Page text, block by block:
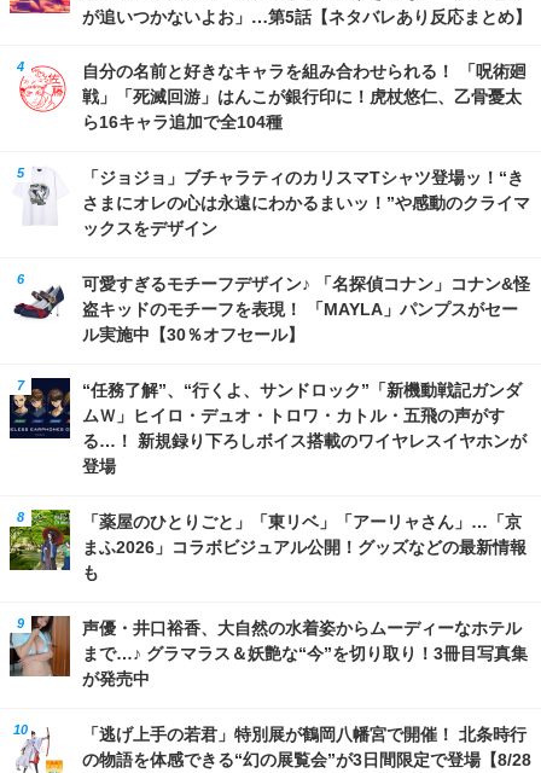
が追いつかないよお」…第5話【ネタバレあり反応まとめ】
自分の名前と好きなキャラを組み合わせられる！ 「呪術廻
戦」「死滅回游」はんこが銀行印に！虎杖悠仁、乙骨憂太
ら16キャラ追加で全104種
「ジョジョ」ブチャラティのカリスマTシャツ登場ッ！“き
さまにオレの心は永遠にわかるまいッ！”や感動のクライマ
ックスをデザイン
可愛すぎるモチーフデザイン♪ 「名探偵コナン」コナン&怪
盗キッドのモチーフを表現！ 「MAYLA」パンプスがセー
ル実施中【30％オフセール】
“任務了解”、“行くよ、サンドロック”「新機動戦記ガンダ
ムＷ」ヒイロ・デュオ・トロワ・カトル・五飛の声がす
る…！ 新規録り下ろしボイス搭載のワイヤレスイヤホンが
登場
「薬屋のひとりごと」「東リベ」「アーリャさん」…「京
まふ2026」コラボビジュアル公開！グッズなどの最新情報
も
声優・井口裕香、大自然の水着姿からムーディーなホテル
まで…♪ グラマラス＆妖艶な“今”を切り取り！3冊目写真集
が発売中
「逃げ上手の若君」特別展が鶴岡八幡宮で開催！ 北条時行
の物語を体感できる“幻の展覧会”が3日間限定で登場【8/28